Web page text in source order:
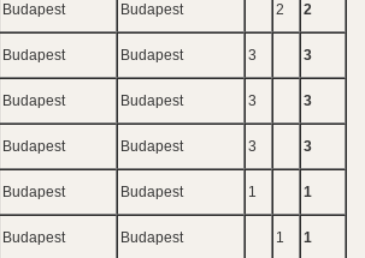
Budapest Budapest 2 2
Budapest Budapest 3 3
Budapest Budapest 3 3
Budapest Budapest 3 3
Budapest Budapest 1 1
Budapest Budapest 1 1